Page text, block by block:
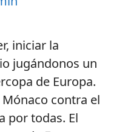
iniciar la
jugándonos un
de Europa.
contra el
por todas. El